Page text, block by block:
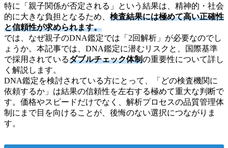
特に「親子関係が否定される」という結果は、精神的・社会
的に大きな負担となるため、 検査結果には極めて高い正確性
と信頼性が求められます。
では、なぜ親子のDNA鑑定では「2回解析」が必要なのでし
ょうか。本記事では、DNA鑑定に潜むリスクと、国際基準
で採用されているダブルチェック体制の重要性について詳し
く解説します。
DNA鑑定を検討されている方にとって、「どの検査機関に
依頼するか」は結果の信頼性を左右する極めて重大な判断で
す。価格やスピードだけでなく、解析プロセスの品質管理体
制にまで目を向けることが、後悔のない選択につながりま
す。